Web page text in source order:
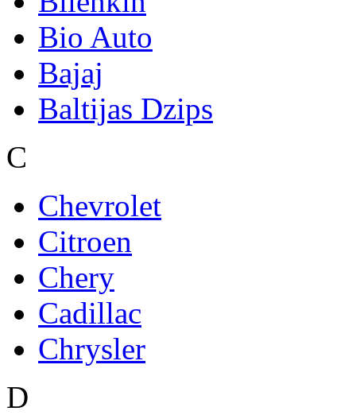
Bio Auto
Bajaj
Baltijas Dzips
C
Chevrolet
Citroen
Chery
Cadillac
Chrysler
D